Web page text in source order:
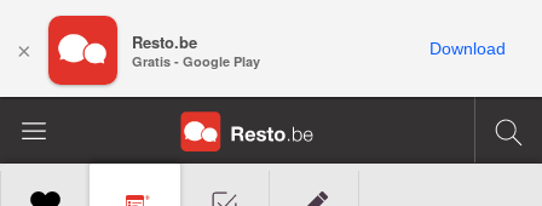
× Resto.be
Gratis - Google Play
Download